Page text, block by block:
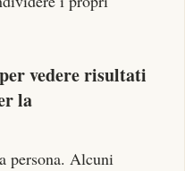
vedere risultati
la
persona. Alcuni